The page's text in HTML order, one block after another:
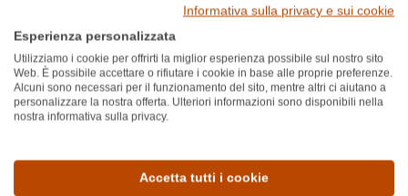
Informativa sulla privacy e sui cookie
Esperienza personalizzata
Utilizziamo i cookie per offrirti la miglior esperienza possibile sul nostro sito
Web. È possibile accettare o rifiutare i cookie in base alle proprie preferenze.
Alcuni sono necessari per il funzionamento del sito, mentre altri ci aiutano a
personalizzare la nostra offerta. Ulteriori informazioni sono disponibili nella
nostra informativa sulla privacy.
Accetta tutti i cookie